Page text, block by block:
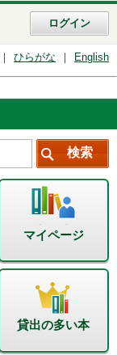
ログイン
ひらがな English
マイページ
貸出の多い本